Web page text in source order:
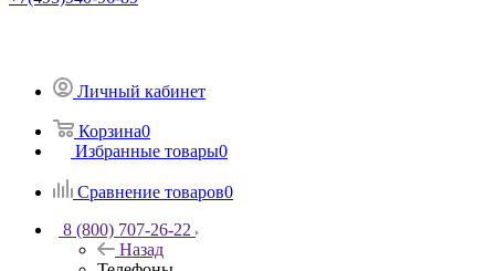
Личный кабинет
Корзина0
Избранные товары0
Сравнение товаров0
8 (800) 707-26-22
Назад